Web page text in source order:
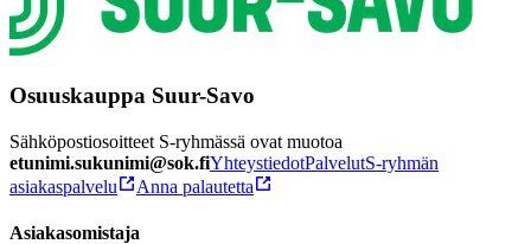
Osuuskauppa Suur-Savo
Sähköpostiosoitteet S-ryhmässä ovat muotoa
etunimi.sukunimi@sok.fiYhteystiedotPalvelutS-ryhmän
asiakaspalvelu
Anna palautetta
Asiakasomistaja